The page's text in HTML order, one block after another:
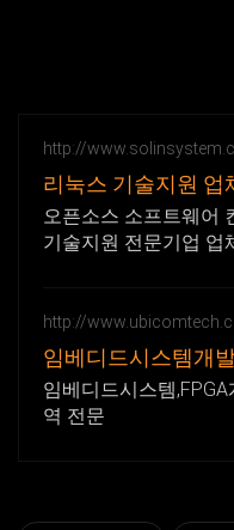
http://
리눅스 기술지원 업
기술지원 노하우
오픈소스 소프트웨어
기술지원 전문기업 업
http://
임베디드시스템개
임베디드시스템,FPGA
역 전문